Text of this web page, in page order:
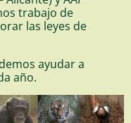
trabajo de
las leyes de
ayudar a
año.